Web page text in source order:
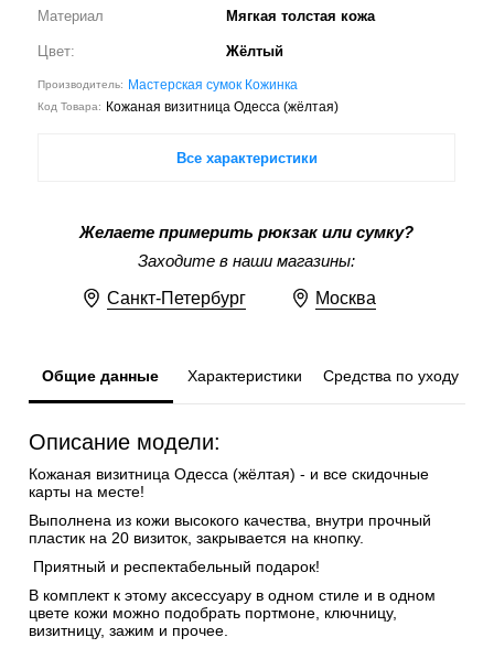
Материал Мягкая толстая кожа
Цвет: Жёлтый
Производитель: Мастерская сумок Кожинка
Код Товара: Кожаная визитница Одесса (жёлтая)
Все характеристики
Желаете примерить рюкзак или сумку?
Заходите в наши магазины:
Санкт-Петербург Москва
Общие данные Характеристики Средства по уходу
Описание модели:
Кожаная визитница Одесса (жёлтая) - и все скидочные
карты на месте!
Выполнена из кожи высокого качества, внутри прочный
пластик на 20 визиток, закрывается на кнопку.
Приятный и респектабельный подарок!
В комплект к этому аксессуару в одном стиле и в одном
цвете кожи можно подобрать портмоне, ключницу,
визитницу, зажим и прочее.